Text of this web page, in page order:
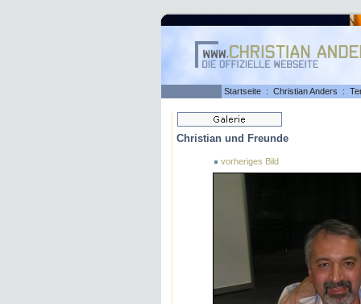
Startseite : Christian Anders :
Christian und Freunde
vorheriges Bild